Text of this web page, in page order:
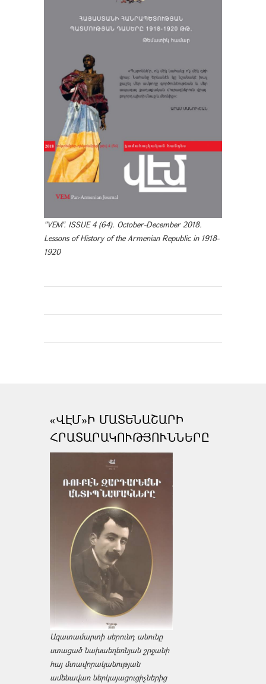
"VEM". ISSUE 4 (64). October-December 2018.
Lessons of History of the Armenian Republic in 1918-
1920
«ՎԷՄ»Ի ՄԱՏԵՆԱՇԱՐԻ
ՀՐԱՏԱՐԱԿՈՒԹՅՈՒՆՆԵՐԸ
Ազատամարտի սերունդ անունը
ստացած նախաեղեռնյան շրջանի
հայ մտավորականության
ամենավառ ներկայացուցիչներից